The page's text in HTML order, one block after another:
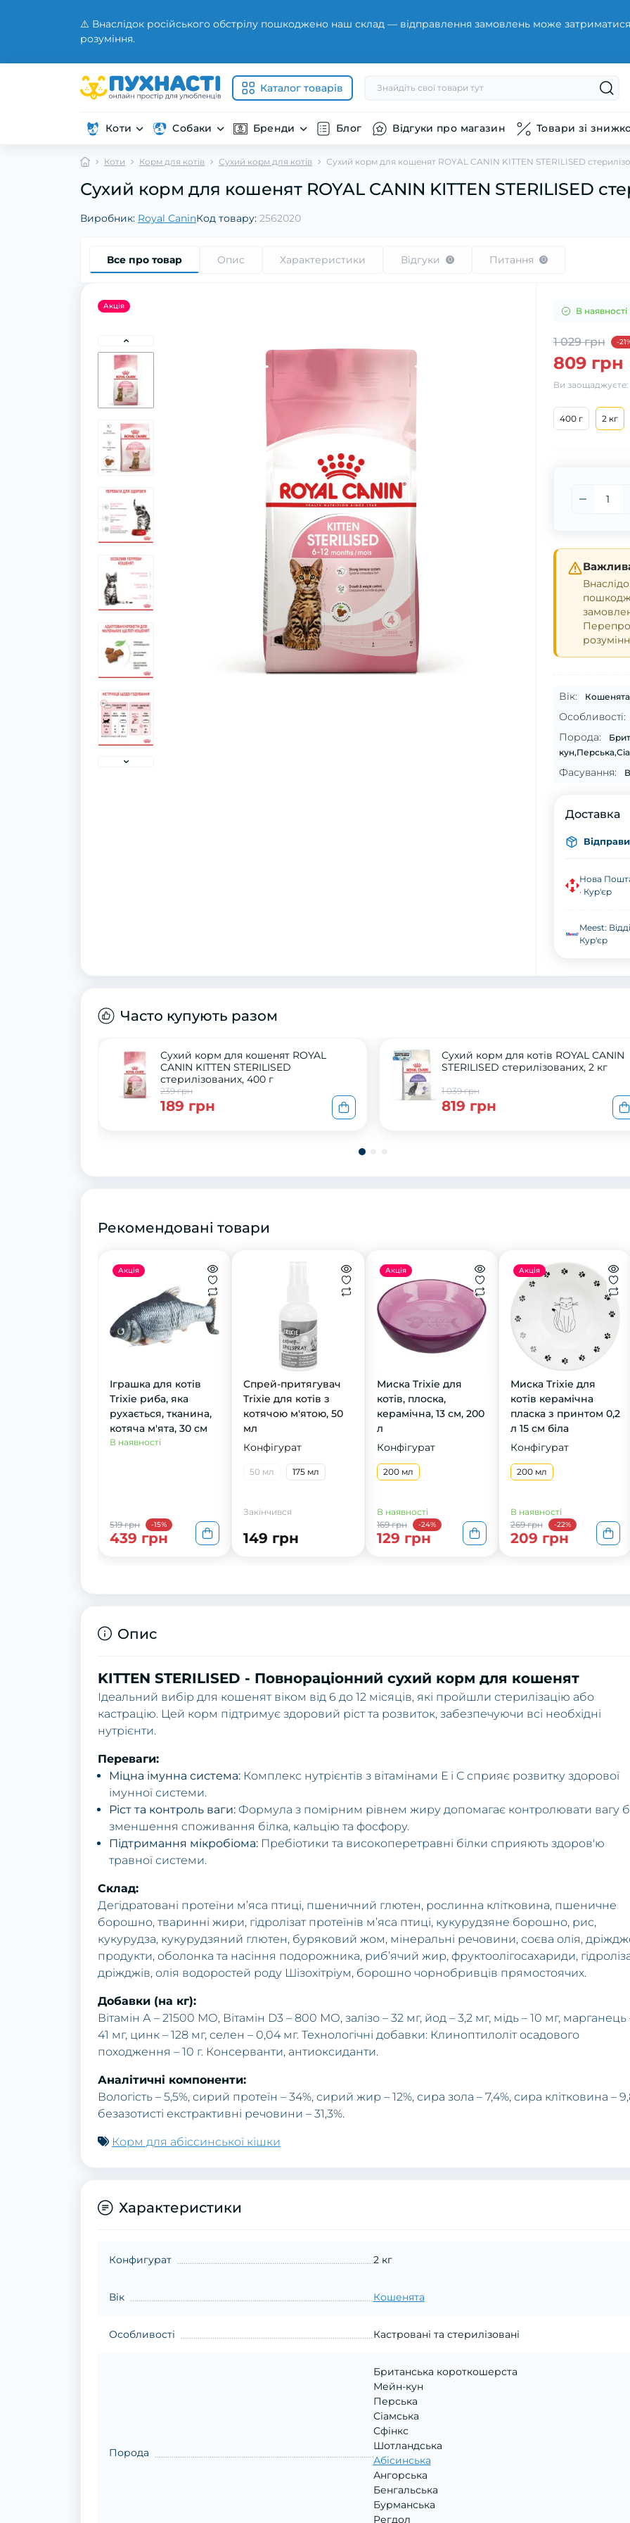
⚠️ Внаслідок російського обстрілу пошкоджено наш склад — відправлення замовлень може затриматися
розуміння.
Каталог товарів
Коти Собаки Бренди Блог Відгуки про магазин Товари зі
Коти Корм для котів Сухий корм для котів Сухий корм для кошенят ROYAL CANIN KITTEN STERILISED
Сухий корм для кошенят ROYAL CANIN KITTEN STERILISED
Виробник: Royal CaninКод товару: 2562020
Все про товар Опис Характеристики Відгуки 0 Питання 0
Акція В наявності
1 029 грн -
809 грн
Ви заощаджуєте:
400 г 2 кг
Вік: Кошенята
Особливості:
Порода:
Фасування:
Доставка
Нова
· Кур'єр
Meest:
Кур'єр
Часто купують разом
Сухий корм для кошенят ROYAL
CANIN KITTEN STERILISED
стерилізованих, 400 г
239 грн
189 грн
Сухий корм для котів ROYAL CANIN
STERILISED стерилізованих, 2 кг
1 039 грн
819 грн
Рекомендовані товари
Акція
Іграшка для котів
Trixie риба, яка
рухається, тканина,
котяча м'ята, 30 см
В наявності
519 грн -15%
439 грн
Спрей-притягувач
Trixie для котів з
котячою м'ятою, 50
мл
Конфігурат
50 мл 175 мл
Закінчився
149 грн
Акція
Миска Trixie для
котів, плоска,
керамічна, 13 см, 200
л
Конфігурат
200 мл
В наявності
169 грн
-24%
129 грн
Акція
Миска Trixie для
котів керамічна
пласка з принтом 0,2
л 15 см біла
Конфігурат
200 мл
В наявності
269 грн
-22%
209 грн
Опис
KITTEN STERILISED - Повнораціонний сухий корм для кошенят
Ідеальний вибір для кошенят віком від 6 до 12 місяців, які пройшли стерилізацію або
кастрацію. Цей корм підтримує здоровий ріст та розвиток, забезпечуючи всі необхідні
нутрієнти.
Переваги:
Міцна імунна система: Комплекс нутрієнтів з вітамінами Е і С сприяє розвитку здорової
імунної системи.
Ріст та контроль ваги: Формула з помірним рівнем жиру допомагає контролювати вагу
зменшення споживання білка, кальцію та фосфору.
Підтримання мікробіома: Пребіотики та високоперетравні білки сприяють здоров'ю
травної системи.
Склад:
Дегідратовані протеїни м’яса птиці, пшеничний глютен, рослинна клітковина, пшеничне
борошно, тваринні жири, гідролізат протеїнів м’яса птиці, кукурудзяне борошно, рис,
кукурудза, кукурудзяний глютен, буряковий жом, мінеральні речовини, соєва олія,
продукти, оболонка та насіння подорожника, риб’ячий жир, фруктоолiгосахариди,
дріжджів, олія водоростей роду Шізохітріум, борошно чорнобривців прямостоячих.
Добавки (на кг):
Вітамін А – 21500 МО, Вітамін D3 – 800 МО, залізо – 32 мг, йод – 3,2 мг, мідь – 10 мг, марганець
41 мг, цинк – 128 мг, селен – 0,04 мг. Технологічні добавки: Клиноптилоліт осадового
походження – 10 г. Консерванти, антиоксиданти.
Аналітичні компоненти:
Вологість – 5,5%, сирий протеїн – 34%, сирий жир – 12%, сира зола – 7,4%, сира клітковина –
безазотисті екстрактивні речовини – 31,3%.
Корм для абіссинської кішки
Характеристики
Конфигурат 2 кг
Вік Кошенята
Особливості Кастровані та стерилізовані
Порода
Британська короткошерста
Мейн-кун
Перська
Сіамська
Сфінкс
Шотландська
Абісинська
Ангорська
Бенгальська
Бурманська
Регдол